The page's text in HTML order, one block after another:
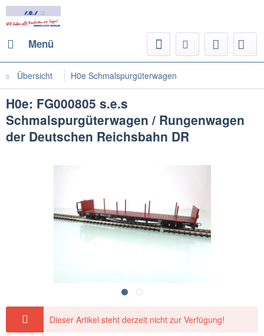
Menü
Übersicht H0e Schmalspurgüterwagen
H0e: FG000805 s.e.s
Schmalspurgüterwagen / Rungenwagen
der Deutschen Reichsbahn DR
Dieser Artikel steht derzeit nicht zur Verfügung!